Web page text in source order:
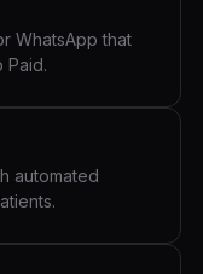
WhatsApp that
Paid.
automated